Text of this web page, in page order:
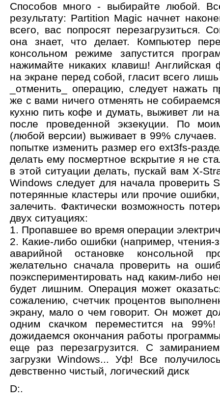
Способов много - выбирайте любой.
результату: Partition Magic начнет
всего, вас попросят перезагрузиться.
она знает, что делает. Компьютер
консольном режиме запустится
нажимайте никаких клавиш!
на экране перед собой, гласит всего
_отменить_ операцию, следует
же с вами ничего отменять не
кухню пить кофе и думать, выживет ли
после проведенной экзекуции. По
(любой версии) выживает в 99%
попытке изменить размер его ext3fs-
делать ему посмертное вскрытие я не
в этой ситуации делать, пускай вам X-
Windows следует для начала проверить
потерянные кластеры или прочие
залечить. Фактически возможность
двух ситуациях:
1. Пропавшее во время операции
2. Какие-либо ошибки (например, чтения-
аварийной остановке консольной
желательно сначала проверить на
поэкспериментировать над каким-либо
будет лишним. Операция может
сожалению, счетчик процентов
экрану, мало о чем говорит. Он может
одним скачком переместится на
дожидаемся окончания работы
еще раз перезагрузится. С
загрузки Windows... Уф! Все
девственно чистый, логический диск
D:.